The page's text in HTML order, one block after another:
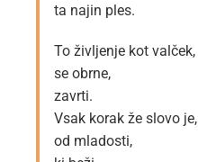
ta najin ples.
To življenje kot valček,
se obrne,
zavrti.
Vsak korak že slovo je,
od mladosti,